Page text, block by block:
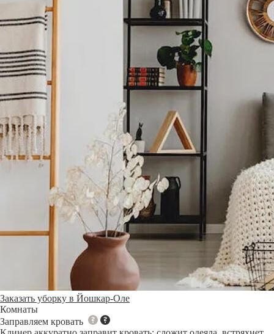
Заказать уборку в Йошкар-Оле
Комнаты
Заправляем кровать